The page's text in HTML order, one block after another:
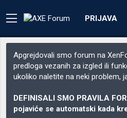
PRIJAVA
Apgrejdovali smo forum na
predloga vezanih za izgled ili
ukoliko naletite na neki problem,
DEFINISALI SMO PRAVILA
pojaviće se automatski kada